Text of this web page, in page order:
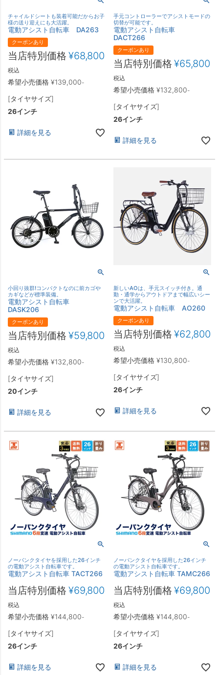
チャイルドシートも装着可能だからお子
様の送り迎えにも大活躍。
電動アシスト自転車 DA263
クーポンあり
希望小売価格 ¥139,000-
当店特別価格 ¥68,800
税込
[タイヤサイズ]
26インチ
詳細を見る
手元コントローラーでアシストモードの
切替が可能です。
電動アシスト自転車
DACT266
クーポンあり
希望小売価格 ¥132,800-
当店特別価格 ¥65,800
税込
[タイヤサイズ]
26インチ
詳細を見る
小回り抜群!コンパクトなのに前カゴや
カギなどが標準装備。
電動アシスト自転車
DASK206
クーポンあり
希望小売価格 ¥132,800-
当店特別価格 ¥59,800
税込
[タイヤサイズ]
20インチ
詳細を見る
新しいAOは、手元スイッチ付き。通
勤・通学からアウトドアまで幅広いシー
ンで大活躍。
電動アシスト自転車 AO260
クーポンあり
希望小売価格 ¥130,800-
当店特別価格 ¥62,800
税込
[タイヤサイズ]
26インチ
詳細を見る
ノーパンクタイヤを採用した26インチ
の電動アシスト自転車です。
電動アシスト自転車 TACT266
希望小売価格 ¥144,800-
当店特別価格 ¥69,800
税込
[タイヤサイズ]
26インチ
詳細を見る
ノーパンクタイヤを採用した26インチ
の電動アシスト自転車です。
電動アシスト自転車 TAMC266
希望小売価格 ¥144,800-
当店特別価格 ¥69,800
税込
[タイヤサイズ]
26インチ
詳細を見る